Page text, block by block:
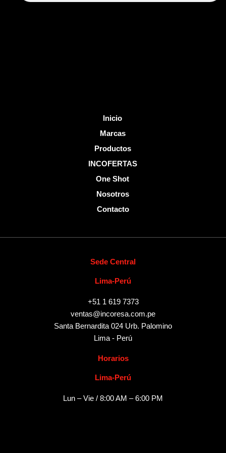
b
u
Inicio
Marcas
Productos
INCOFERTAS
One Shot
Nosotros
Contacto
Sede Central
Lima-Perú
+51 1 619 7373
ventas@incoresa.com.pe
Santa Bernardita 024 Urb. Palomino
Lima - Perú
Horarios
Lima-Perú
Lun – Vie / 8:00 AM – 6:00 PM